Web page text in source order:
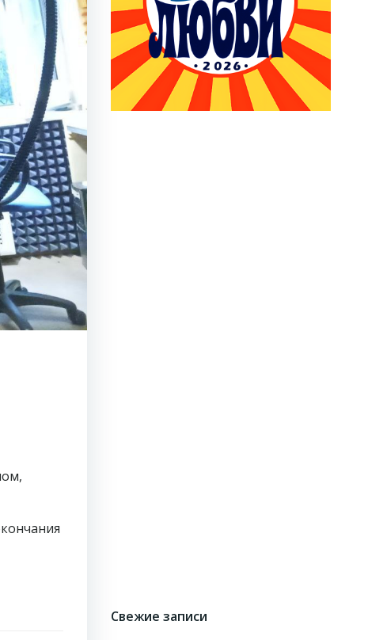
Свежие записи